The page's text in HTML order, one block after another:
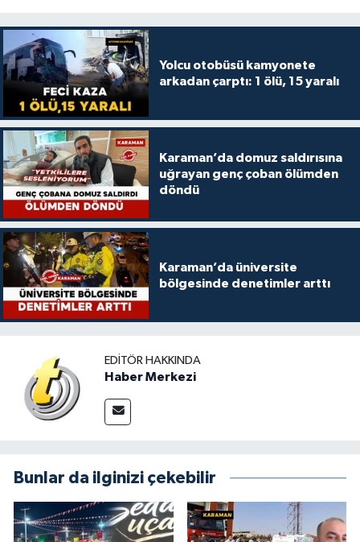
Yolcu otobüsü kamyonete
arkadan çarptı: 1 ölü, 15 yaralı
Karaman’da domuz saldırısına
uğrayan genç çoban ölümden
döndü
Karaman’da üniversite
bölgesinde denetimler arttı
EDITÖR HAKKINDA
Haber Merkezi
Bunlar da ilginizi çekebilir